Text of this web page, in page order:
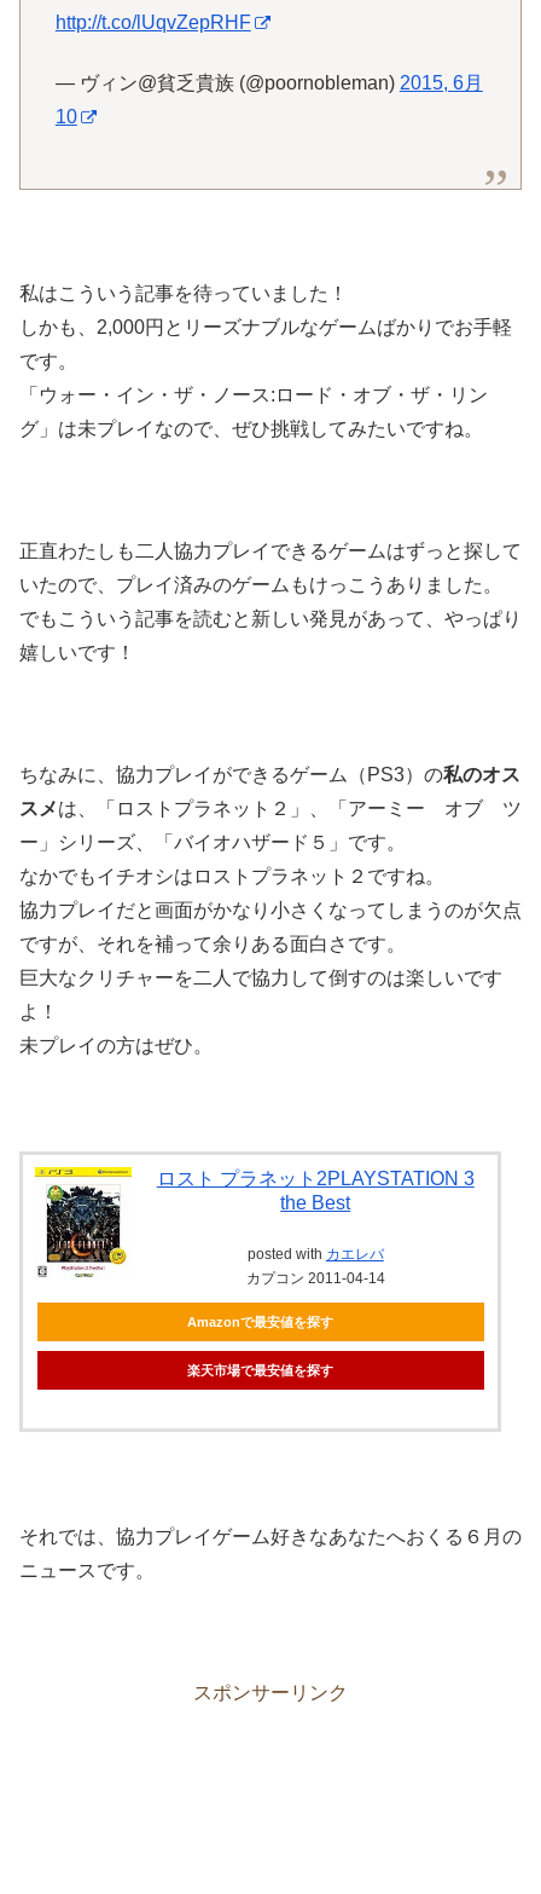
http://t.co/lUqvZepRHF
— ヴィン@貧乏貴族 (@poornobleman) 2015, 6月
10
私はこういう記事を待っていました！
しかも、2,000円とリーズナブルなゲームばかりでお手軽
です。
「ウォー・イン・ザ・ノース:ロード・オブ・ザ・リン
グ」は未プレイなので、ぜひ挑戦してみたいですね。
正直わたしも二人協力プレイできるゲームはずっと探して
いたので、プレイ済みのゲームもけっこうありました。
でもこういう記事を読むと新しい発見があって、やっぱり
嬉しいです！
ちなみに、協力プレイができるゲーム（PS3）の私のオス
スメは、「ロストプラネット２」、「アーミー オブ ツ
ー」シリーズ、「バイオハザード５」です。
なかでもイチオシはロストプラネット２ですね。
協力プレイだと画面がかなり小さくなってしまうのが欠点
ですが、それを補って余りある面白さです。
巨大なクリチャーを二人で協力して倒すのは楽しいです
よ！
未プレイの方はぜひ。
ロスト プラネット2PLAYSTATION 3
the Best
posted with カエレバ
カプコン 2011-04-14
Amazonで最安値を探す
楽天市場で最安値を探す
それでは、協力プレイゲーム好きなあなたへおくる６月の
ニュースです。
スポンサーリンク